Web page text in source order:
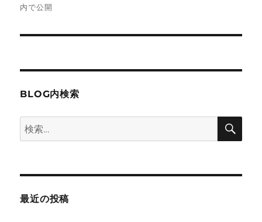
ナ
ビ
ョ
内で公開
BLOG内検索
検
索:
検
最近の投稿